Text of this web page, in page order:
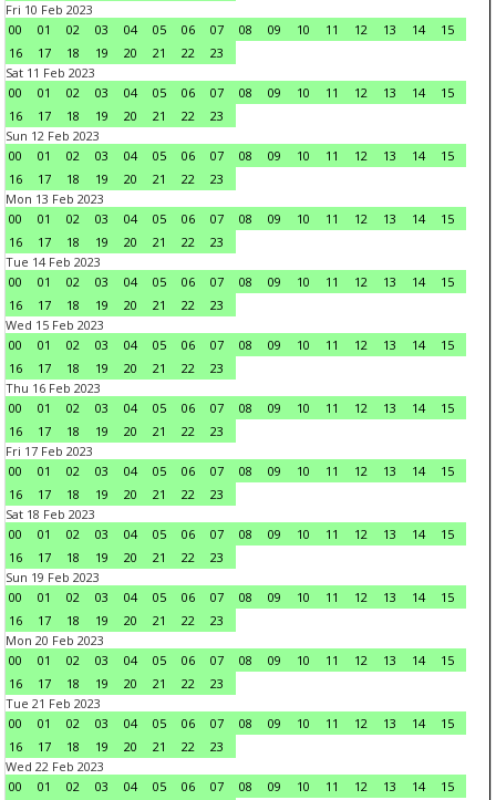
Fri 10 Feb 2023
00
01 02 03 04 05 06 07 08 09 10 11 12 13 14
15
16
17 18 19 20 21 22
23
Sat 11 Feb 2023
00
01 02 03 04 05 06 07 08 09 10 11 12 13 14
15
16
17 18 19 20 21 22
23
Sun 12 Feb 2023
00
01 02 03 04 05 06 07 08 09 10 11 12 13 14
15
16
17 18 19 20 21 22
23
Mon 13 Feb 2023
00
01 02 03 04 05 06 07 08 09 10 11 12 13 14
15
16
17 18 19 20 21 22
23
Tue 14 Feb 2023
00
01 02 03 04 05 06 07 08 09 10 11 12 13 14
15
16
17 18 19 20 21 22
23
Wed 15 Feb 2023
00
01 02 03 04 05 06 07 08 09 10 11 12 13 14
15
16
17 18 19 20 21 22
23
Thu 16 Feb 2023
00
01 02 03 04 05 06 07 08 09 10 11 12 13 14
15
16
17 18 19 20 21 22
23
Fri 17 Feb 2023
00
01 02 03 04 05 06 07 08 09 10 11 12 13 14
15
16
17 18 19 20 21 22
23
Sat 18 Feb 2023
00
01 02 03 04 05 06 07 08 09 10 11 12 13 14
15
16
17 18 19 20 21 22
23
Sun 19 Feb 2023
00
01 02 03 04 05 06 07 08 09 10 11 12 13 14
15
16
17 18 19 20 21 22
23
Mon 20 Feb 2023
00
01 02 03 04 05 06 07 08 09 10 11 12 13 14
15
16
17 18 19 20 21 22
23
Tue 21 Feb 2023
00
01 02 03 04 05 06 07 08 09 10 11 12 13 14
15
16
17 18 19 20 21 22
23
Wed 22 Feb 2023
00
01 02 03 04 05 06 07 08 09 10 11 12 13 14
15